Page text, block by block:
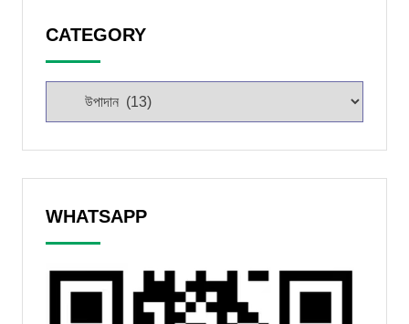
CATEGORY
WHATSAPP